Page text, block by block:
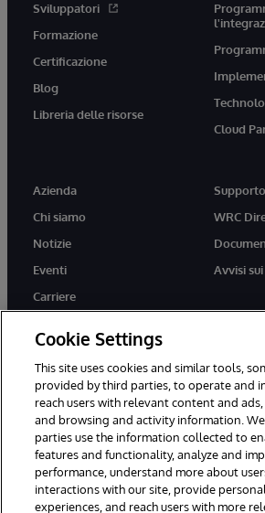
Sviluppatori
Formazione
Certificazione
Blog
Libreria delle risorse
Cloud
Azienda
Chi siamo
Notizie
Eventi
Carriere
Supporto
WRC
Avvisi
twitter youtubefacebook
© 1996-2026 InterSystems Corporation,
riservati.
Cookie Settings
This site uses cookies and similar tools,
provided by third parties, to operate and
reach users with relevant content and
and browsing and activity information.
parties use the information collected to
features and functionality, analyze and
performance, understand more about
interactions with our site, provide
experiences, and reach users with more